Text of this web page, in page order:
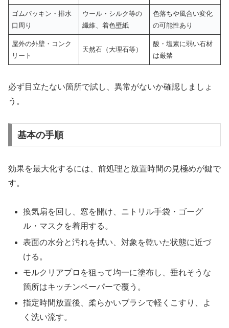
ゴムパッキン・排水
口周り
ウール・シルク等の
繊維、着色壁紙
色落ちや風合い変化
の可能性あり
屋外の外壁・コンク
リート
天然石（大理石等）
酸・塩素に弱い石材
は厳禁
必ず目立たない箇所で試し、異常がないか確認しましょ
う。
基本の手順
効果を最大化するには、前処理と放置時間の見極めが鍵で
す。
換気扇を回し、窓を開け、ニトリル手袋・ゴーグ
ル・マスクを着用する。
表面の水分と汚れを拭い、対象を乾いた状態に近づ
ける。
モルクリアプロを狙って均一に塗布し、垂れそうな
箇所はキッチンペーパーで覆う。
指定時間放置後、柔らかいブラシで軽くこすり、よ
く洗い流す。